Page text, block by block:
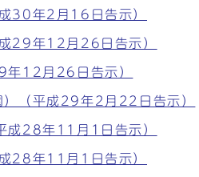
30年2月16日告示）
29年12月26日告示）
年12月26日告示）
（平成29年2月22日告示）
成28年11月1日告示）
28年11月1日告示）